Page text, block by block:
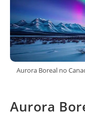
Aurora Boreal no
Aurora